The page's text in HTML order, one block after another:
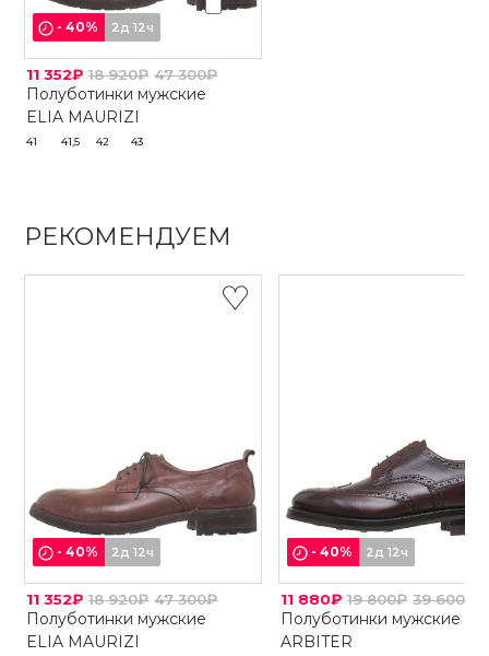
-40% 2д 12ч
11 352₽ 18 920₽ 47 300₽
Полуботинки мужские
ELIA MAURIZI
41 41,5 42 43
РЕКОМЕНДУЕМ
-40% 2д 12ч
11 352₽ 18 920₽ 47 300₽
Полуботинки мужские
ELIA MAURIZI
-40% 2д 12ч
11 880₽ 19 800₽ 39 600₽
Полуботинки мужские
ARBITER